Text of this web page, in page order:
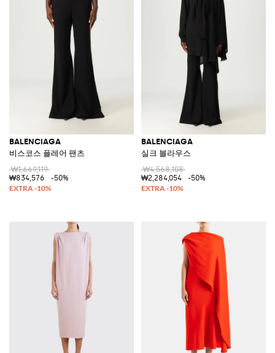
BALENCIAGA
비스코스 플레어 팬츠
₩1,669,119
₩834,576
-50%
BALENCIAGA
실크 블라우스
₩4,568,108
₩2,284,054
-50%